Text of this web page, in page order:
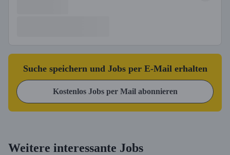
Suche speichern und Jobs per E-Mail erhalten
Kostenlos Jobs per Mail abonnieren
Weitere interessante Jobs